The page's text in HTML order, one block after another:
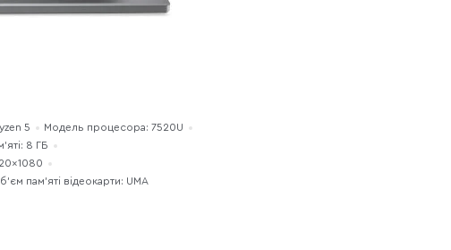
5
Модель процесора: 7520U
8 ГБ
пам’яті відеокарти: UMA